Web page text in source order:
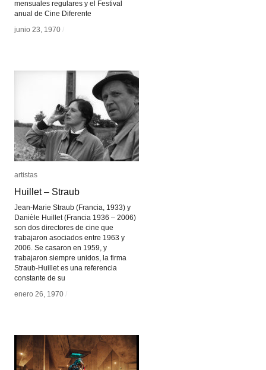
mensuales regulares y el Festival
anual de Cine Diferente
junio 23, 1970 /
junio 23, 1970 /
artistas
Huillet – Straub
Jean-Marie Straub (Francia, 1933) y
Danièle Huillet (Francia 1936 – 2006)
son dos directores de cine que
trabajaron asociados entre 1963 y
2006. Se casaron en 1959, y
trabajaron siempre unidos, la firma
Straub-Huillet es una referencia
constante de su
enero 26, 1970 /
artistas
Huillet – Straub
enero 26, 1970 /